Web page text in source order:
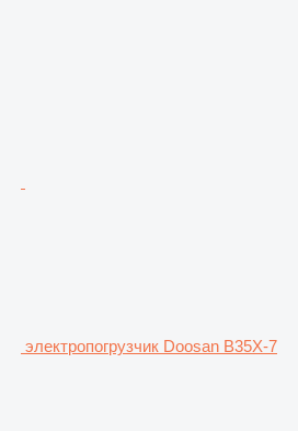
электропогрузчик Doosan B35X-7